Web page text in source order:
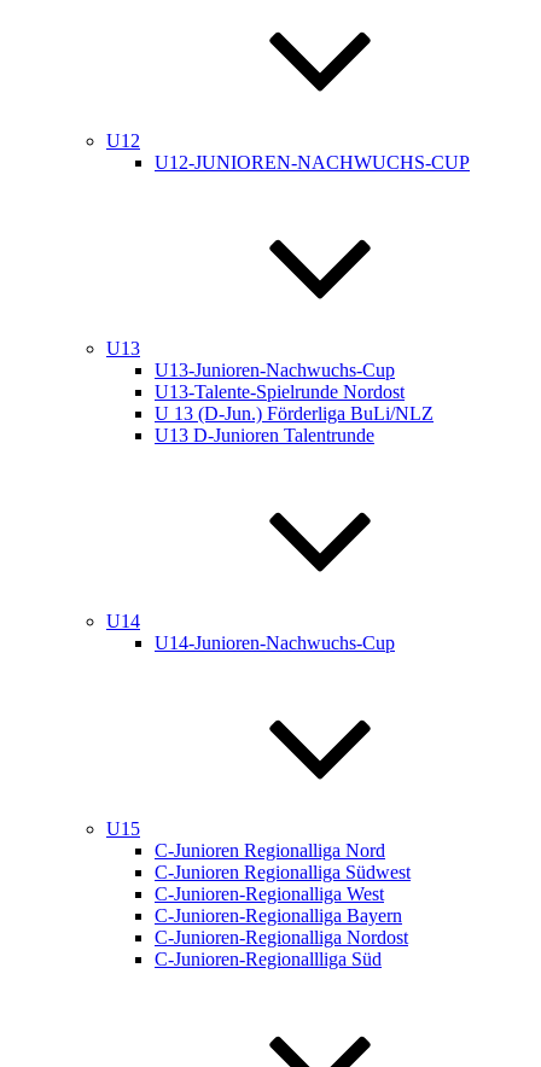
U12
U12-JUNIOREN-NACHWUCHS-CUP
U13
U13-Junioren-Nachwuchs-Cup
U13-Talente-Spielrunde Nordost
U 13 (D-Jun.) Förderliga BuLi/NLZ
U13 D-Junioren Talentrunde
U14
U14-Junioren-Nachwuchs-Cup
U15
C-Junioren Regionalliga Nord
C-Junioren Regionalliga Südwest
C-Junioren-Regionalliga West
C-Junioren-Regionalliga Bayern
C-Junioren-Regionalliga Nordost
C-Junioren-Regionallliga Süd